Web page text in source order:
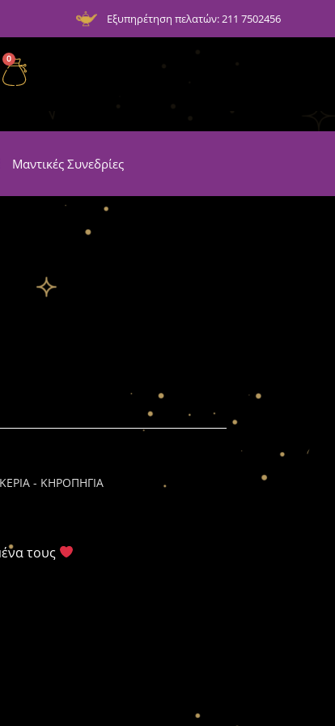
Εξυπηρέτηση πελατών: 211 7502456
0
Μαντικές Συνεδρίες
- ΚΗΡΟΠΗΓΙΑ
τους